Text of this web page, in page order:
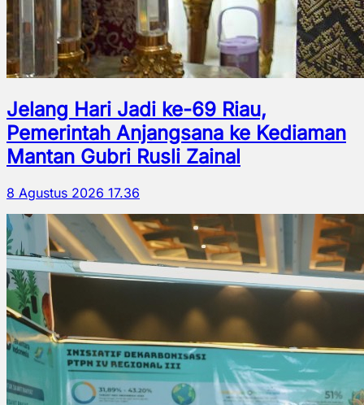
Jelang Hari Jadi ke-69 Riau,
Pemerintah Anjangsana ke Kediaman
Mantan Gubri Rusli Zainal
8 Agustus 2026 17.36